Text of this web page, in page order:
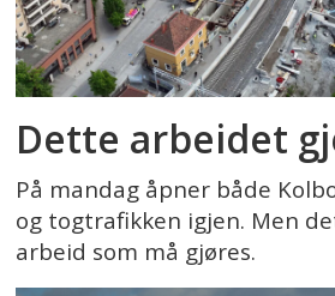
Dette arbeidet
På mandag åpner både
og togtrafikken igjen. Men
arbeid som må gjøres.